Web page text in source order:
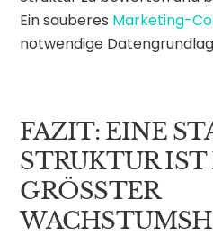
Ein sauberes Marketing-
notwendige
FAZIT: EINE
STRUKTUR
GRÖSSTER W